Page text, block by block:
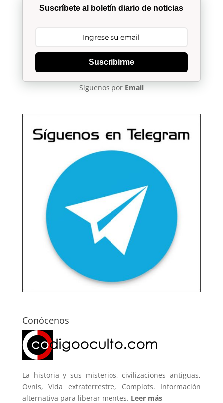
Suscríbete al boletín diario de noticias
Suscribirme
Síguenos por Email
Conócenos
La historia y sus misterios, civilizaciones antiguas,
Ovnis, Vida extraterrestre, Complots. Información
alternativa para liberar mentes. Leer más